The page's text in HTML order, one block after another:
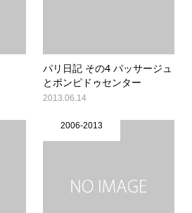
パリ日記 その4 パッサージュ
とポンピドゥセンター
2013.06.14
2006-2013